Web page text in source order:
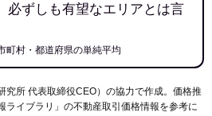
必ずしも有望なエリアとは言
村・都道府県の単純平均
所 代表取締役CEO）の協力で作成。価格推
ライブラリ 」の不動産取引価格情報を参考に